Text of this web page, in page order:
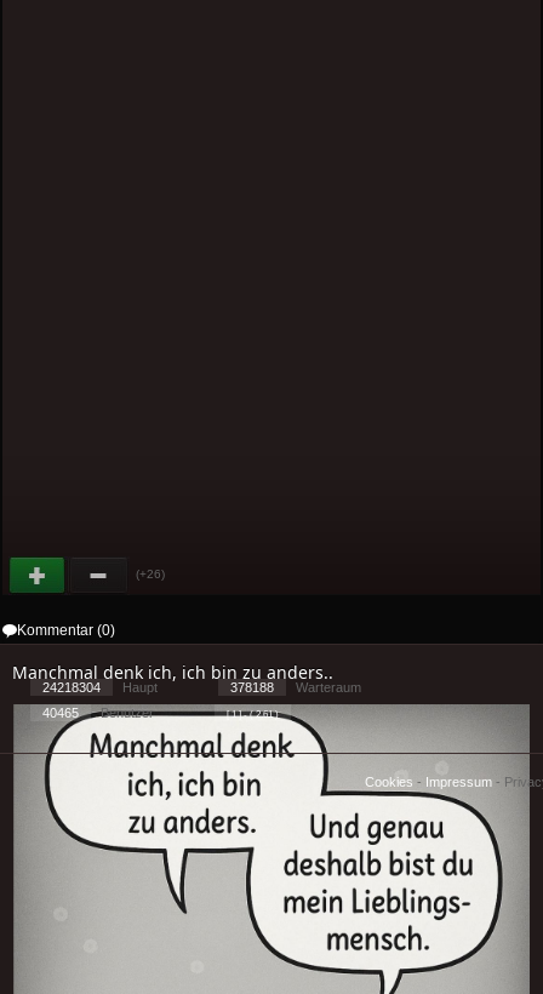
(+26)
Kommentar (0)
Manchmal denk ich, ich bin zu anders..
24218304 Haupt 378188
Warteraum
40465
Benutzer [ 1 ] - ( 2.61 )
Cookies - Impressum -